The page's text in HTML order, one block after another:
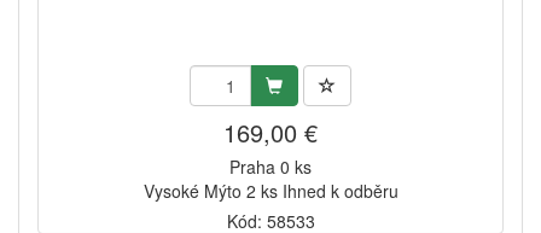
169,00 €
Praha 0 ks
Vysoké Mýto 2 ks Ihned k odběru
Kód: 58533